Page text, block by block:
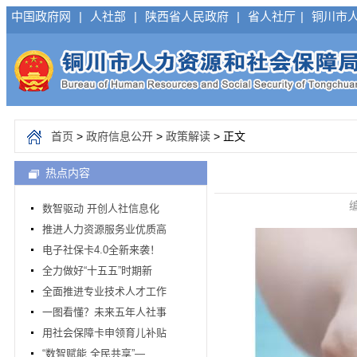
中国政府网 | 人社部 | 陕西省人民政府 | 省人社厅 | 铜川市
首页 > 政府信息公开 > 政策解读 > 正文
热点内容
数智驱动 开创人社信息化
推进人力资源服务业优质高
电子社保卡4.0全新来袭！
全力做好“十五五”时期新
全面推进专业技术人才工作
一图看懂？未来五年人社事
用社会保障卡申领育儿补贴
“数智赋能 全民共享”—